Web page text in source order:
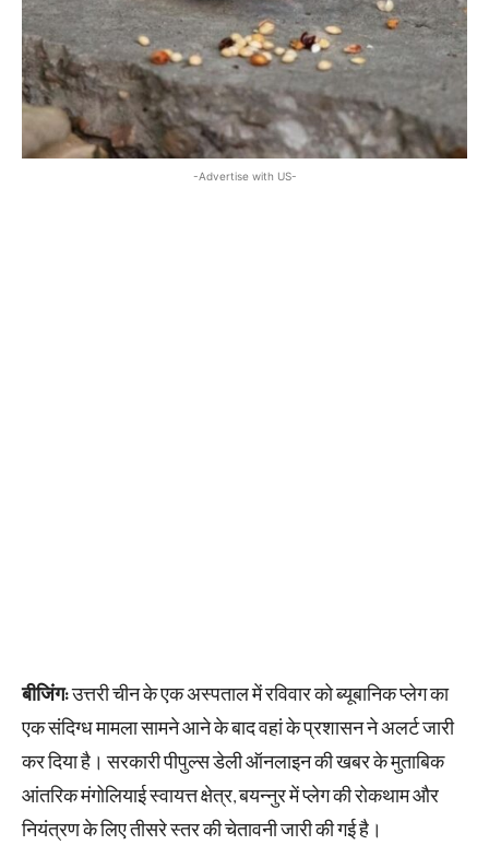
-Advertise with US-
बीजिंग:उत्तरी चीन के एक अस्पताल में रविवार को ब्यूबानिक प्लेग का
एक संदिग्ध मामला सामने आने के बाद वहां के प्रशासन ने अलर्ट जारी
कर दिया है। सरकारी पीपुल्स डेली ऑनलाइन की खबर के मुताबिक
आंतरिक मंगोलियाई स्वायत्त क्षेत्र, बयन्नुर में प्लेग की रोकथाम और
नियंत्रण के लिए तीसरे स्तर की चेतावनी जारी की गई है।